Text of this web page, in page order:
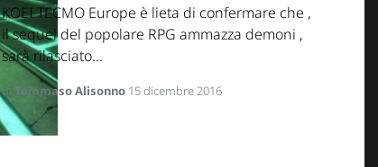
KOEI TECMO Europe è lieta di confermare che ,
il sequel del popolare RPG ammazza demoni ,
sarà rilasciato...
di Tommaso Alisonno 15 dicembre 2016